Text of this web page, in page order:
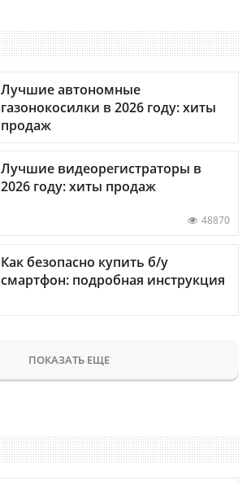
Лучшие автономные
газонокосилки в 2026 году: хиты
продаж
Лучшие видеорегистраторы в
2026 году: хиты продаж
48870
Как безопасно купить б/у
смартфон: подробная инструкция
ПОКАЗАТЬ ЕЩЕ